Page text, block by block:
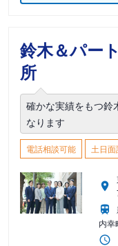
鈴木＆パー
所
確かな実績をもつ鈴
なります
電話相談可能 土日
内幸